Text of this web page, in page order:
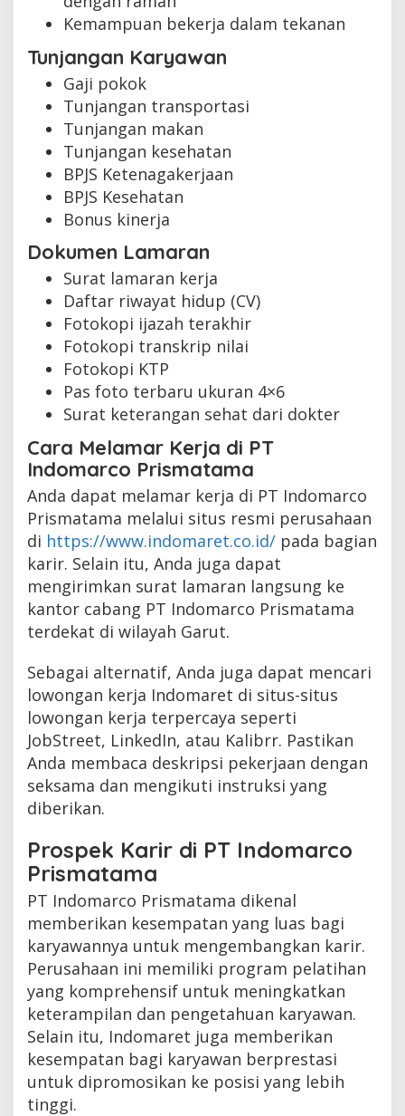
Kemampuan bekerja dalam tekanan
Tunjangan Karyawan
Gaji pokok
Tunjangan transportasi
Tunjangan makan
Tunjangan kesehatan
BPJS Ketenagakerjaan
BPJS Kesehatan
Bonus kinerja
Dokumen Lamaran
Surat lamaran kerja
Daftar riwayat hidup (CV)
Fotokopi ijazah terakhir
Fotokopi transkrip nilai
Fotokopi KTP
Pas foto terbaru ukuran 4×6
Surat keterangan sehat dari dokter
Cara Melamar Kerja di PT
Indomarco Prismatama
Anda dapat melamar kerja di PT Indomarco
Prismatama melalui situs resmi perusahaan
di https://www.indomaret.co.id/ pada bagian
karir. Selain itu, Anda juga dapat
mengirimkan surat lamaran langsung ke
kantor cabang PT Indomarco Prismatama
terdekat di wilayah Garut.
Sebagai alternatif, Anda juga dapat mencari
lowongan kerja Indomaret di situs-situs
lowongan kerja terpercaya seperti
JobStreet, LinkedIn, atau Kalibrr. Pastikan
Anda membaca deskripsi pekerjaan dengan
seksama dan mengikuti instruksi yang
diberikan.
Prospek Karir di PT Indomarco
Prismatama
PT Indomarco Prismatama dikenal
memberikan kesempatan yang luas bagi
karyawannya untuk mengembangkan karir.
Perusahaan ini memiliki program pelatihan
yang komprehensif untuk meningkatkan
keterampilan dan pengetahuan karyawan.
Selain itu, Indomaret juga memberikan
kesempatan bagi karyawan berprestasi
untuk dipromosikan ke posisi yang lebih
tinggi.